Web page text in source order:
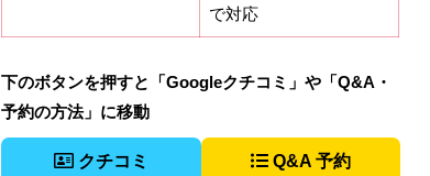
で対応
下のボタンを押すと「Googleクチコミ」や「Q&A・
予約の方法」に移動
クチコミ Q&A 予約